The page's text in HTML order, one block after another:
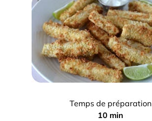
Temps de préparation
10 m
min